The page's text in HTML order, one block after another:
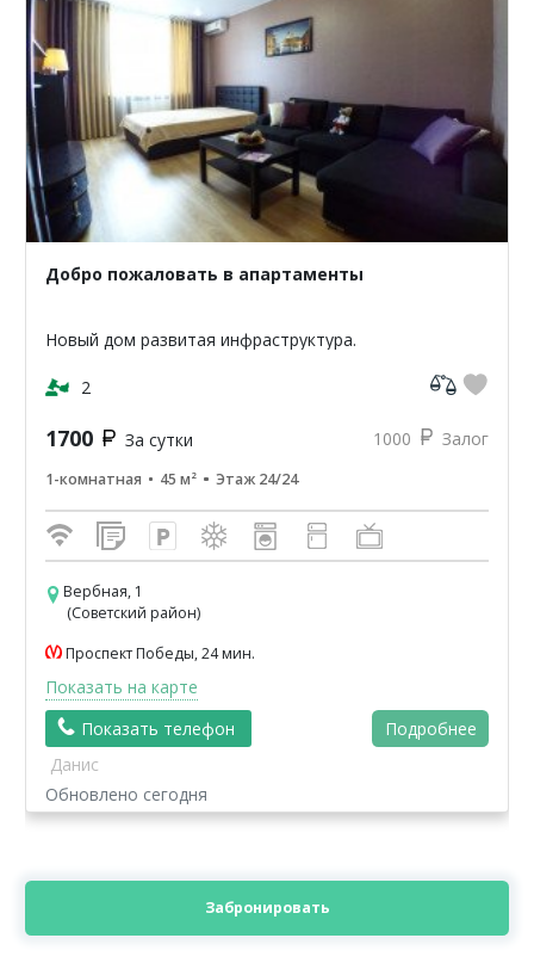
Добро пожаловать в апартаменты
Новый дом развитая инфраструктура.
2
1700 За сутки 1000 Залог
1-комнатная 45 м² Этаж 24/24
Вербная, 1
(Советский район)
Проспект Победы, 24 мин.
Показать на карте
Показать телефон
Подробнее
Данис
Обновлено сегодня
Забронировать